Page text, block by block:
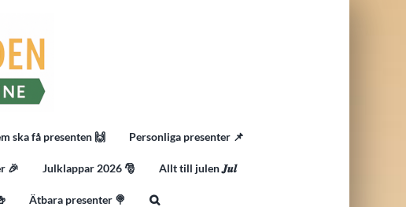
ska få presenten 🙌 Personliga presenter 📌
🎉 Julklappar 2026 🎅 Allt till julen 𝑱𝒖𝒍
Ätbara presenter 🍭